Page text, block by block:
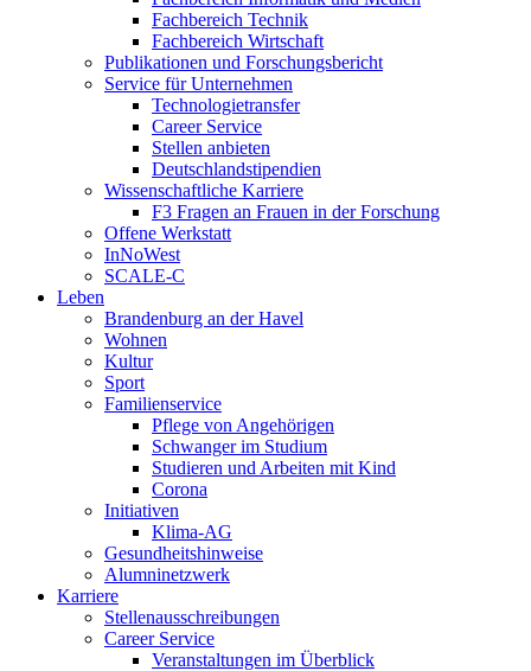
Fachbereich Technik
Fachbereich Wirtschaft
Publikationen und Forschungsbericht
Service für Unternehmen
Technologietransfer
Career Service
Stellen anbieten
Deutschlandstipendien
Wissenschaftliche Karriere
F3 Fragen an Frauen in der Forschung
Offene Werkstatt
InNoWest
SCALE-C
Leben
Brandenburg an der Havel
Wohnen
Kultur
Sport
Familienservice
Pflege von Angehörigen
Schwanger im Studium
Studieren und Arbeiten mit Kind
Corona
Initiativen
Klima-AG
Gesundheitshinweise
Alumninetzwerk
Karriere
Stellenausschreibungen
Career Service
Veranstaltungen im Überblick